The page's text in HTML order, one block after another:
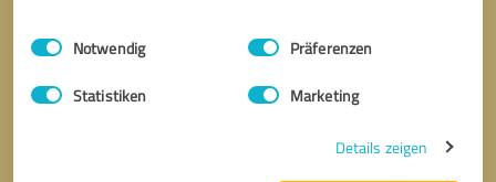
Impressum Datenschutzbestimmungen
Einwilligungsauswahl
Notwendig Präferenzen
Statistiken Marketing
Details zeigen